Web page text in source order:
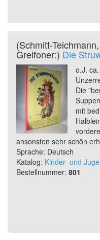
(Schmitt-
Greifoner:) Die
o.J.
Die
mit
ansonsten sehr schön
Sprache: Deutsch
Katalog: Kinder- und
Bestellnummer: 801